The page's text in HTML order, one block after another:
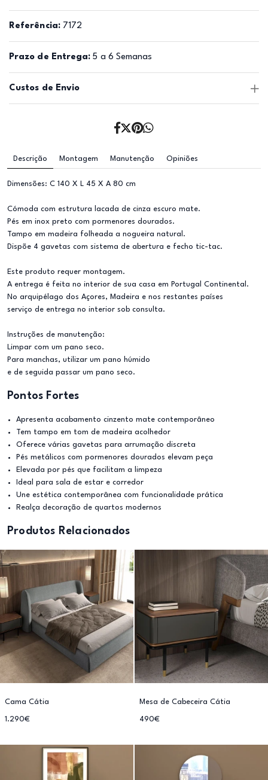
Referência: 7172
Prazo de Entrega: 5 a 6 Semanas
Custos de Envio
Descrição Montagem Manutenção Opiniões
Dimensões: C 140 X L 45 X A 80 cm
Cómoda com estrutura lacada de cinza escuro mate.
Pés em inox preto com pormenores dourados.
Tampo em madeira folheada a nogueira natural.
Dispõe 4 gavetas com sistema de abertura e fecho tic-tac.
Este produto requer montagem.
A entrega é feita no interior de sua casa em Portugal Continental.
No arquipélago dos Açores, Madeira e nos restantes países
serviço de entrega no interior sob consulta.
Instruções de manutenção:
Limpar com um pano seco.
Para manchas, utilizar um pano húmido
e de seguida passar um pano seco.
Pontos Fortes
Apresenta acabamento cinzento mate contemporâneo
Tem tampo em tom de madeira acolhedor
Oferece várias gavetas para arrumação discreta
Pés metálicos com pormenores dourados elevam peça
Elevada por pés que facilitam a limpeza
Ideal para sala de estar e corredor
Une estética contemporânea com funcionalidade prática
Realça decoração de quartos modernos
Produtos Relacionados
Cama Cátia
1.290€
Mesa de Cabeceira Cátia
490€